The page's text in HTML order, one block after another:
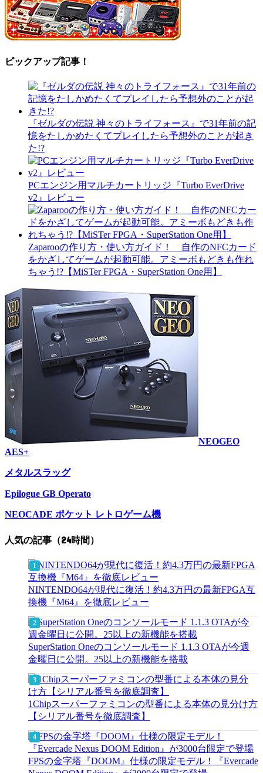
ピックアップ記事！
『ゼルダの伝説 神々のトライフォース』で31年前の記
憶をたしかめたくてプレイしたら予想外のことが起き
た!?
PCエンジン用マルチカートリッジ『Turbo EverDrive
v2』レビュー
Zaparooの作り方・使い方ガイド！ 自作のNFCカード
をかざしてゲームが起動可能。アミーボもどきも作れ
ちゃう!?【MiSTer FPGA・SuperStation One用】
NEOGEO
AES+
メタルスラッグ
Epilogue GB Operato
NEOCADE ポケット レトロゲーム機
人気の記事（24時間）
NINTENDO64が現代に復活！約4.3万円の最新FPGA互
換機『M64』を徹底レビュー
SuperStation Oneのコンソールモード 1.1.3 OTAが今週
金曜日に公開。25以上の新機能を搭載
1Chipスーパーファミコンの型番による本体の見分け方
【シリアル番号を徹底調査】
FPSの金字塔『DOOM』仕様の限定モデル！『Evercade